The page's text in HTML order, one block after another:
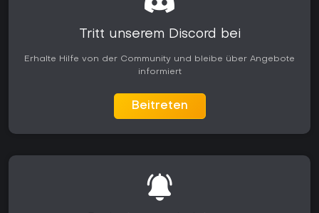
Tritt unserem Discord bei
Erhalte Hilfe von der Community und bleibe über Angebote
informiert
Beitreten